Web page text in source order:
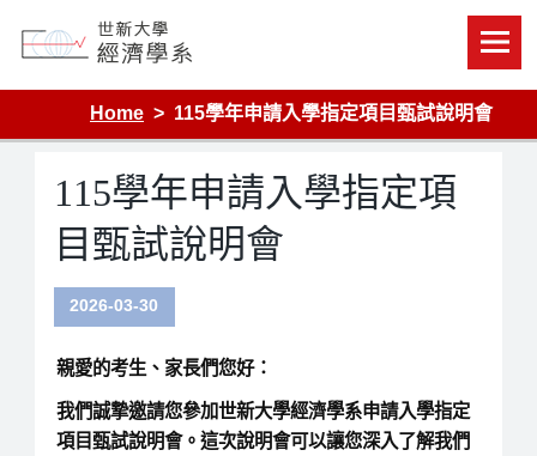
content
Department of Economics, Shih Hsin University
Home
115學年申請入學指定項目甄試說明會
115學年申請入學指定項
目甄試說明會
2026-03-30
親愛的考生、家長們您好：
我們誠摯邀請您參加世新大學經濟學系申請入學指定
項目甄試說明會。這次說明會可以讓您深入了解我們